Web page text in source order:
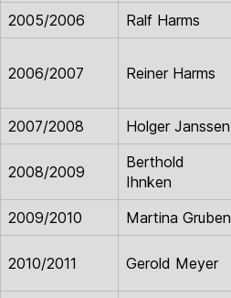
2005/2006
Ralf Harms
2006/2007 Reiner Harms
2007/2008 Holger Janssen
2008/2009
Berthold
Ihnken
2009/2010 Martina Gruben
2010/2011 Gerold Meyer